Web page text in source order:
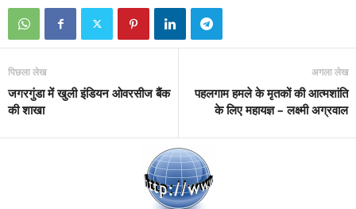
पिछला लेख
जगरगुंडा में खुली इंडियन ओवरसीज बैंक
की शाखा
अगला लेख
पहलगाम हमले के मृतकों की आत्मशांति
के लिए महायज्ञ – लक्ष्मी अग्रवाल